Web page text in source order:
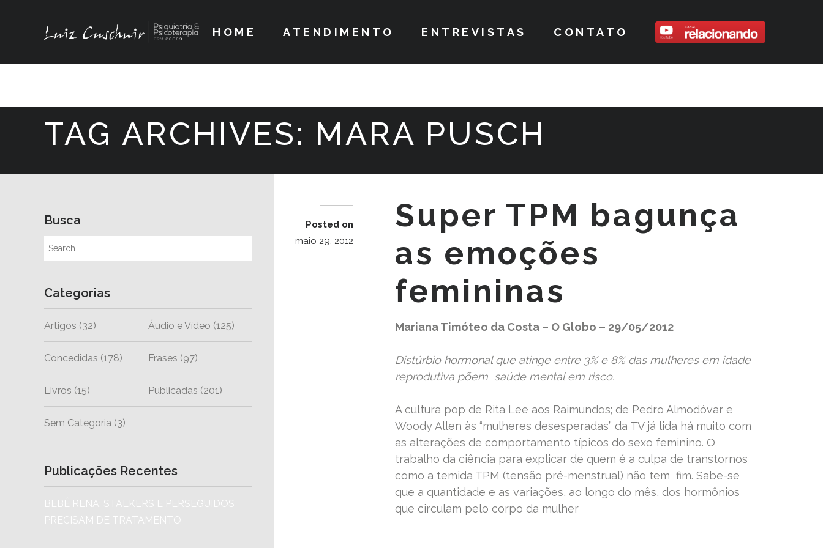
HOME ATENDIMENTO ENTREVISTAS CONTATO
TAG ARCHIVES: MARA PUSCH
Busca
Categorias
Artigos (32) Áudio e Vídeo (125)
Concedidas (178) Frases (97)
Livros (15) Publicadas (201)
Sem Categoria (3)
Publicações Recentes
BEBÊ RENA: STALKERS E PERSEGUIDOS
PRECISAM DE TRATAMENTO
Super TPM bagunça
as emoções
femininas
Posted on
maio 29, 2012
Mariana Timóteo da Costa – O Globo – 29/05/2012
Distúrbio hormonal que atinge entre 3% e 8% das mulheres em idade
reprodutiva põem saúde mental em risco.
A cultura pop de Rita Lee aos Raimundos; de Pedro Almodóvar e
Woody Allen às “mulheres desesperadas” da TV já lida há muito com
as alterações de comportamento típicos do sexo feminino. O
trabalho da ciência para explicar de quem é a culpa de transtornos
como a temida TPM (tensão pré-menstrual) não tem fim. Sabe-se
que a quantidade e as variações, ao longo do mês, dos hormônios
que circulam pelo corpo da mulher